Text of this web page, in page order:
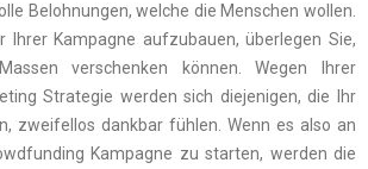
Belohnungen, welche die Menschen wollen.
Ihrer Kampagne aufzubauen, überlegen Sie,
verschenken können. Wegen Ihrer
Strategie werden sich diejenigen, die Ihr
zweifellos dankbar fühlen. Wenn es also an
Kampagne zu starten, werden die